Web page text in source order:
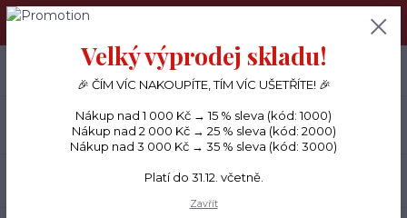
PŘÁNÍČKA a PAPÍROVÉ DÁRKY odesílám každý den, KREATIVNÍ
Menu
CZK
+420 734 380 930
(Po-Ne, 8-20 hod.)
Velký výprodej skladu!
🎉 ČÍM VÍC NAKOUPÍTE, TÍM VÍC UŠETŘÍTE! 🎉
Nákup nad 1 000 Kč → 15 % sleva (kód: 1000)
Nákup nad 2 000 Kč → 25 % sleva (kód: 2000)
Nákup nad 3 000 Kč → 35 % sleva (kód: 3000)
Platí do 31.12. včetně.
Zavřít